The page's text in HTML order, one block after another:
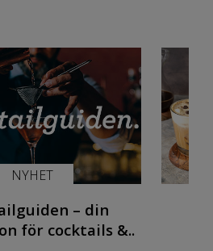
NYHET
– din
för cocktails &..